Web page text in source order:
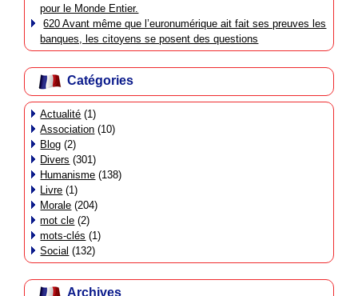
pour le Monde Entier.
620 Avant même que l’euronumérique ait fait ses preuves les
banques, les citoyens se posent des questions
Catégories
Actualité (1)
Association (10)
Blog (2)
Divers (301)
Humanisme (138)
Livre (1)
Morale (204)
mot cle (2)
mots-clés (1)
Social (132)
Archives